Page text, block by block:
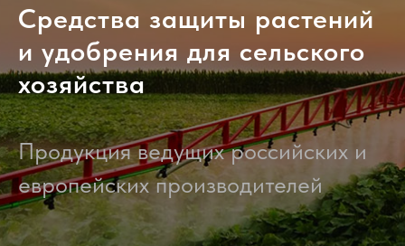
Средства защиты растений
и удобрения для сельского
хозяйства
Продукция ведущих российских и
европейских производителей